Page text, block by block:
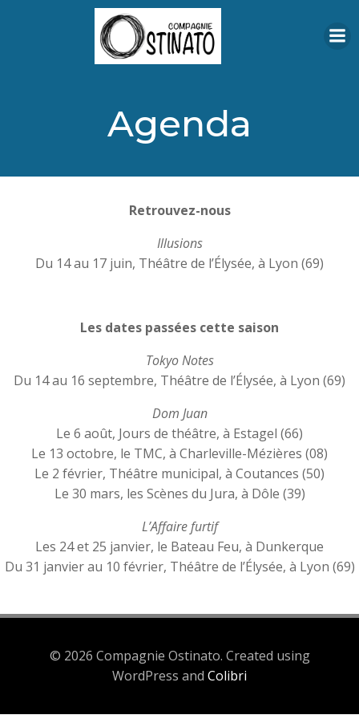
Aller
au
contenu
Agenda
Retrouvez-nous
Illusions
Du 14 au 17 juin, Théâtre de l’Élysée, à Lyon (69)
Les dates passées cette saison
Tokyo Notes
Du 14 au 16 septembre, Théâtre de l’Élysée, à Lyon (69)
Dom Juan
Le 6 août, Jours de théâtre, à Estagel (66)
Le 13 octobre, le TMC, à Charleville-Mézières (08)
Le 2 février, Théâtre municipal, à Coutances (50)
Le 30 mars, les Scènes du Jura, à Dôle (39)
L’Affaire furtif
Les 24 et 25 janvier, le Bateau Feu, à Dunkerque
Du 31 janvier au 10 février, Théâtre de l’Élysée, à Lyon (69)
© 2026 Compagnie Ostinato. Created using
WordPress and Colibri